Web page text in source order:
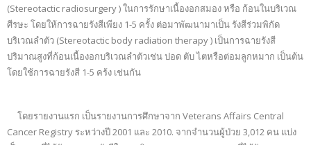
(Stereotactic radiosurgery ) ในการรักษาเนื้องอกสมอง หรือ ก้อนในบริเวณ
ศีรษะ โดยให้การฉายรังสีเพียง 1-5 ครั้ง ต่อมาพัฒนามาเป็น รังสีร่วมพิกัด
บริเวณลำตัว (Stereotactic body radiation therapy ) เป็นการฉายรังสี
ปริมาณสูงที่ก้อนเนื้องอกบริเวณลำตัวเช่น ปอด ตับ ไตหรือต่อมลูกหมาก เป็นต้น
โดยใช้การฉายรังสี 1-5 คร้ง เช่นกัน
โดยรายงานแรก เป็นรายงานการศึกษาจาก Veterans Affairs Central
Cancer Registry ระหว่างปี 2001 และ 2010. จากจำนวนผู้ป่วย 3,012 คน แบ่ง